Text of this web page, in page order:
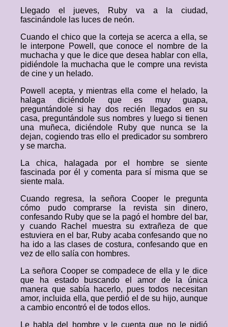
Llegado el jueves, Ruby va a la ciudad,
fascinándole las luces de neón.
Cuando el chico que la corteja se acerca a ella, se
le interpone Powell, que conoce el nombre de la
muchacha y que le dice que desea hablar con ella,
pidiéndole la muchacha que le compre una revista
de cine y un helado.
Powell acepta, y mientras ella come el helado, la
halaga diciéndole que es muy guapa,
preguntándole si hay dos recién llegados en su
casa, preguntándole sus nombres y luego si tienen
una muñeca, diciéndole Ruby que nunca se la
dejan, cogiendo tras ello el predicador su sombrero
y se marcha.
La chica, halagada por el hombre se siente
fascinada por él y comenta para sí misma que se
siente mala.
Cuando regresa, la señora Cooper le pregunta
cómo pudo comprarse la revista sin dinero,
confesando Ruby que se la pagó el hombre del bar,
y cuando Rachel muestra su extrañeza de que
estuviera en el bar, Ruby acaba confesando que no
ha ido a las clases de costura, confesando que en
vez de ello salía con hombres.
La señora Cooper se compadece de ella y le dice
que ha estado buscando el amor de la única
manera que sabía hacerlo, pues todos necesitan
amor, incluida ella, que perdió el de su hijo, aunque
a cambio encontró el de todos ellos.
Le habla del hombre y le cuenta que no le pidió